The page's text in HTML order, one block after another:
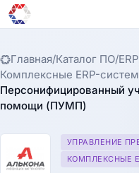
Главная/Каталог ПО/
Комплексные ERP-
Персонифицированный
помощи (ПУМП)
УПРАВЛЕНИЕ
КОМПЛЕКСНЫЕ